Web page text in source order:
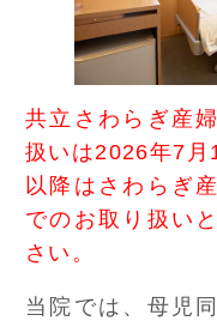
共立さわらぎ産婦
扱いは2026年7月
以降はさわらぎ
でのお取り扱い
さい。
当院では、母児